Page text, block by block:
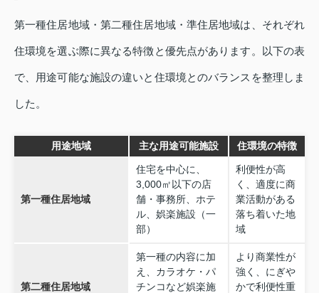
第一種住居地域・第二種住居地域・準住居地域は、それぞれ
住環境を選ぶ際に異なる特徴と優先点があります。以下の表
で、用途可能な施設の違いと住環境とのバランスを整理しま
した。
用途地域 主な用途可能施設 住環境の特徴
第一種住居地域
住宅を中心に、
3,000㎡以下の店
舗・事務所、ホテ
ル、娯楽施設（一
部）
利便性が高
く、適度に商
業活動がある
落ち着いた地
域
第二種住居地域
第一種の内容に加
え、カラオケ・パ
チンコなど娯楽施
より商業性が
強く、にぎや
かで利便性重